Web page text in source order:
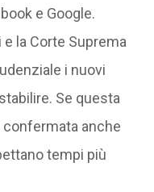
e Google.
la Corte Suprema
i nuovi
Se questa
anche
tempi più